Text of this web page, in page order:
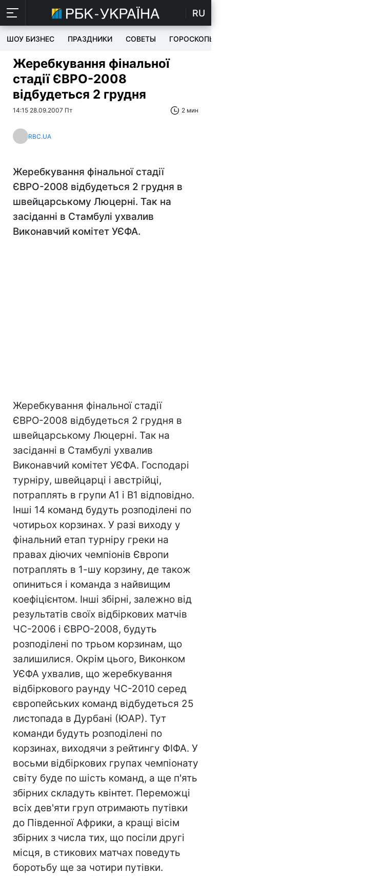
RU
ШОУ БИЗНЕС ПРАЗДНИКИ СОВЕТЫ ГОРОСКОПЫ
Жеребкування фінальної
стадії ЄВРО-2008
відбудеться 2 грудня
14:15 28.09.2007 Пт 2 мин
RBC.UA
Жеребкування фінальної стадії
ЄВРО-2008 відбудеться 2 грудня в
швейцарському Люцерні. Так на
засіданні в Стамбулі ухвалив
Виконавчий комітет УЄФА.
Жеребкування фінальної стадії
ЄВРО-2008 відбудеться 2 грудня в
швейцарському Люцерні. Так на
засіданні в Стамбулі ухвалив
Виконавчий комітет УЄФА. Господарі
турніру, швейцарці і австрійці,
потраплять в групи А1 і В1 відповідно.
Інші 14 команд будуть розподілені по
чотирьох корзинах. У разі виходу у
фінальний етап турніру греки на
правах діючих чемпіонів Європи
потраплять в 1-шу корзину, де також
опиниться і команда з найвищим
коефіцієнтом. Інші збірні, залежно від
результатів своїх відбіркових матчів
ЧС-2006 і ЄВРО-2008, будуть
розподілені по трьом корзинам, що
залишилися. Окрім цього, Виконком
УЄФА ухвалив, що жеребкування
відбіркового раунду ЧС-2010 серед
європейських команд відбудеться 25
листопада в Дурбані (ЮАР). Тут
команди будуть розподілені по
корзинах, виходячи з рейтингу ФІФА. У
восьми відбіркових групах чемпіонату
світу буде по шість команд, а ще п'ять
збірних складуть квінтет. Переможці
всіх дев'яти груп отримають путівки
до Південної Африки, а кращі вісім
збірних з числа тих, що посіли другі
місця, в стикових матчах поведуть
боротьбу ще за чотири путівки.